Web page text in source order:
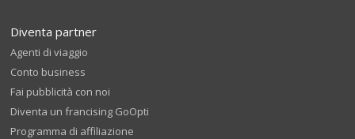
Diventa partner
Agenti di viaggio
Conto business
Fai pubblicità con noi
Diventa un francising GoOpti
Programma di affiliazione